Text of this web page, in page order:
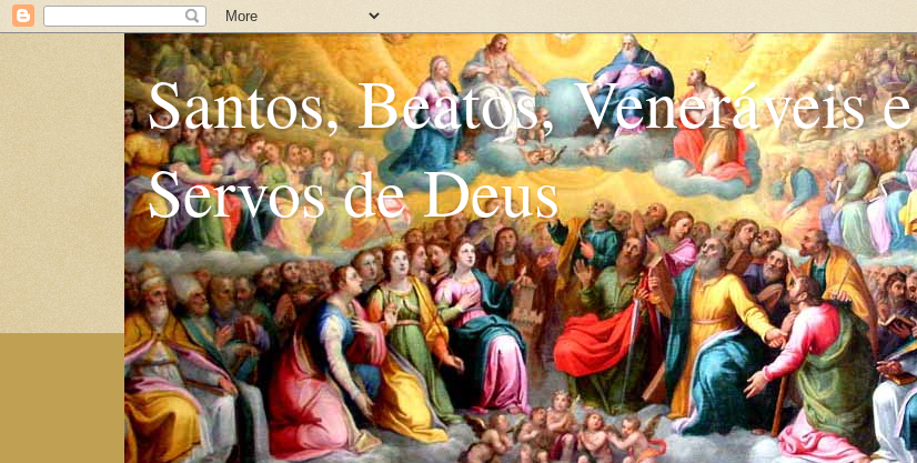
Santos, Beatos, Veneráveis e
Servos de Deus